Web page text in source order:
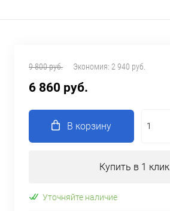
9 800 руб. Экономия: 2 940 руб.
6 860 руб.
В корзину
Купить в 1 клик
Уточняйте наличие